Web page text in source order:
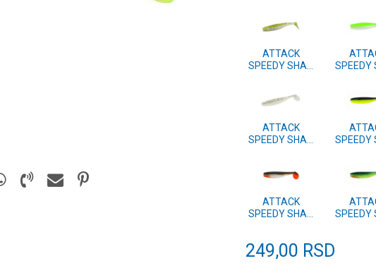
ATTACK
SPEEDY SHAD
SPEEDY
ATTACK
SPEEDY SHAD
SPEEDY
ATTACK
SPEEDY SHAD
SPEEDY
249,00 RSD